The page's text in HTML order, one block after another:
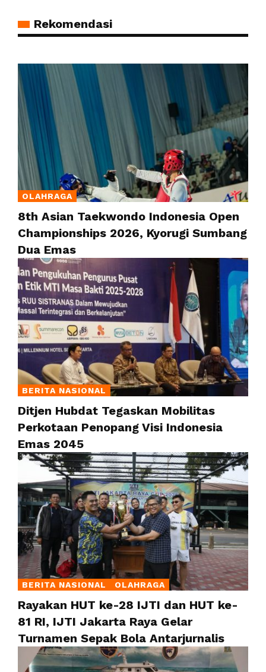
Rekomendasi
OLAHRAGA
8th Asian Taekwondo Indonesia Open
Championships 2026, Kyorugi Sumbang
Dua Emas
BERITA NASIONAL
Ditjen Hubdat Tegaskan Mobilitas
Perkotaan Penopang Visi Indonesia
Emas 2045
BERITA NASIONAL OLAHRAGA
Rayakan HUT ke-28 IJTI dan HUT ke-
81 RI, IJTI Jakarta Raya Gelar
Turnamen Sepak Bola Antarjurnalis